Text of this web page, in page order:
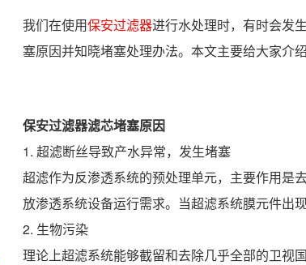
我们在使用保安过滤器进行水处理时，有时会发
塞原因并知晓堵塞处理办法。本文主要给大家介
保安过滤器滤芯堵塞原因
1. 超滤断丝导致产水异常，发生堵塞
超滤作为反渗透系统的预处理单元，主要作用是
放渗透系统设备运行需求。当超滤系统膜元件出
2. 生物污染
理论上超滤系统能够截留和去除几乎全部的卫视